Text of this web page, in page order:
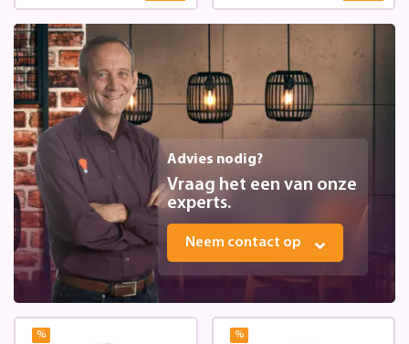
Advies nodig?
Vraag het een van onze
experts.
Neem contact op
% %